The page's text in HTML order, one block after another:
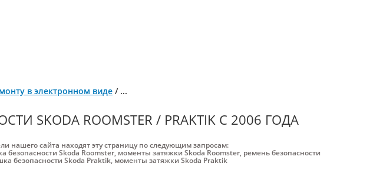
в электронном виде / ...
SKODA ROOMSTER / PRAKTIK С 2006 ГОДА
нашего сайта находят эту страницу по следующим запросам:
безопасности Skoda Roomster, моменты затяжки Skoda Roomster, ремень безопасности
безопасности Skoda Praktik, моменты затяжки Skoda Praktik